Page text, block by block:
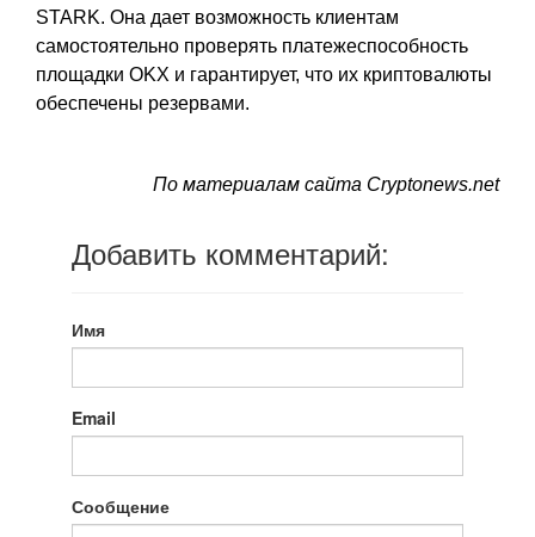
STARK. Она дает возможность клиентам
самостоятельно проверять платежеспособность
площадки OKX и гарантирует, что их криптовалюты
обеспечены резервами.
По материалам сайта Cryptonews.net
Добавить комментарий:
Имя
Email
Сообщение